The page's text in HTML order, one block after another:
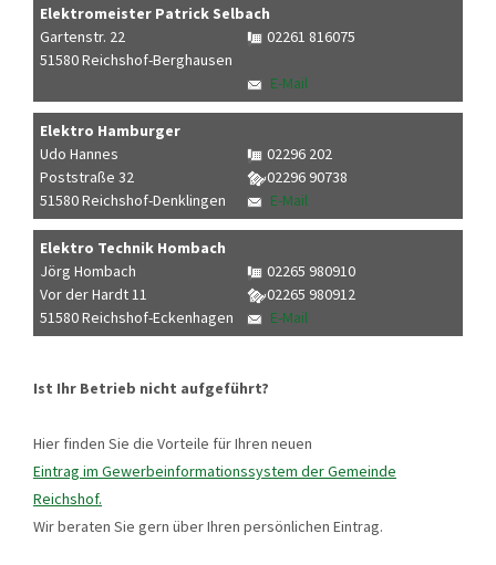
Elektromeister Patrick Selbach
Gartenstr. 22
51580 Reichshof-Berghausen
02261 816075
E-Mail
Elektro Hamburger
Udo Hannes
Poststraße 32
51580 Reichshof-Denklingen
02296 202
02296 90738
E-Mail
Elektro Technik Hombach
Jörg Hombach
Vor der Hardt 11
51580 Reichshof-Eckenhagen
02265 980910
02265 980912
E-Mail
Ist Ihr Betrieb nicht aufgeführt?
Hier finden Sie die Vorteile für Ihren neuen
Eintrag im Gewerbeinformationssystem der Gemeinde
Reichshof.
Wir beraten Sie gern über Ihren persönlichen Eintrag.